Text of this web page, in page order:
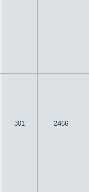
301 2466